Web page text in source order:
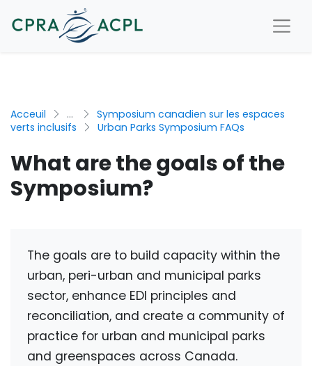
Acceuil ...
Symposium canadien sur les espaces
verts inclusifs
Urban Parks Symposium FAQs
What are the goals of the
Symposium?
The goals are to build capacity within the
urban, peri-urban and municipal parks
sector, enhance EDI principles and
reconciliation, and create a community of
practice for urban and municipal parks
and greenspaces across Canada.